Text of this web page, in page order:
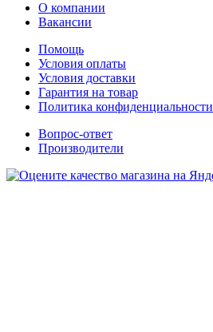
О компании
Вакансии
Помощь
Условия оплаты
Условия доставки
Гарантия на товар
Политика конфиденциальности
Вопрос-ответ
Производители